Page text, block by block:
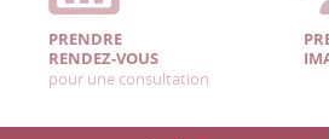
PRENDRE
RENDEZ-VOUS
pour une consultation